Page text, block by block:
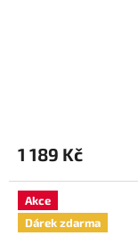
1 189 Kč
Akce
Dárek zdarma